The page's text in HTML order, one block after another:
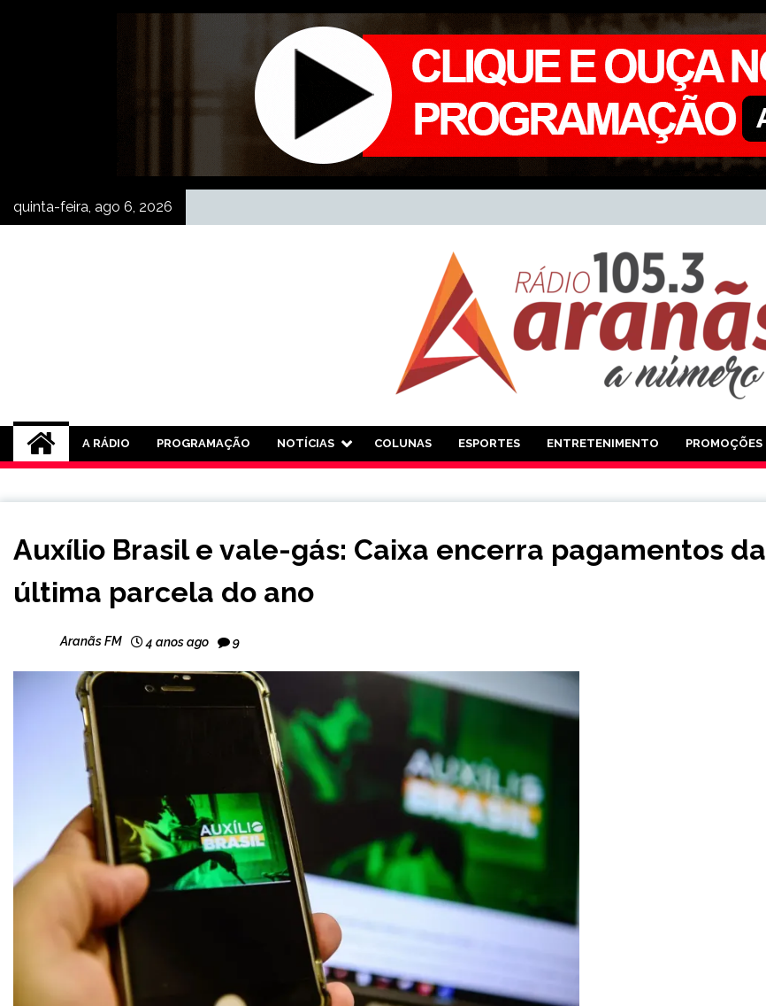
quinta-feira, ago 6, 2026
Rádio Aranãs 105.3
A RÁDIO PROGRAMAÇÃO NOTÍCIAS COLUNAS ESPORTES ENTRETENIMENTO PROMOÇÕES
NOTÍCIAS
Auxílio Brasil e vale-gás: Caixa encerra pagamentos da
última parcela do ano
Aranãs FM 4 anos ago 9